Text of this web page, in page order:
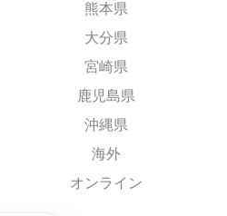
熊本県
大分県
宮崎県
鹿児島県
沖縄県
海外
オンライン